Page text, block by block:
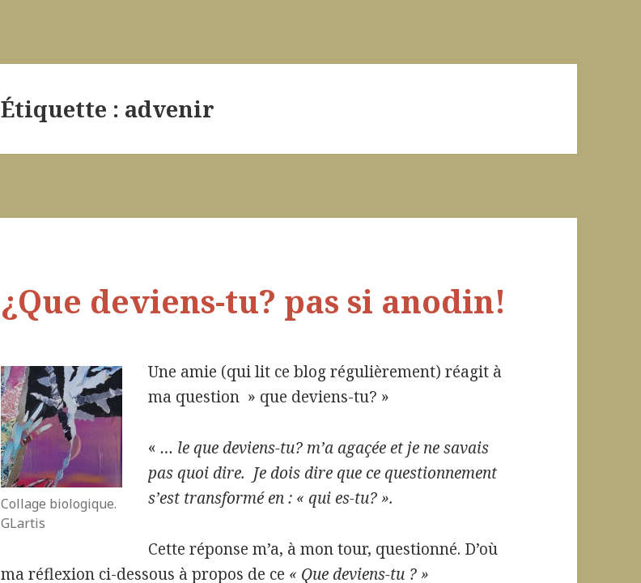
Étiquette : advenir
¿Que deviens-tu? pas si anodin!
Collage biologique.
GLartis
Une amie (qui lit ce blog régulièrement) réagit à
ma question » que deviens-tu? »
«… le que deviens-tu? m’a agaçée et je ne savais
pas quoi dire. Je dois dire que ce questionnement
s’est transformé en : « qui es-tu? ».
Cette réponse m’a, à mon tour, questionné. D’où
ma réflexion ci-dessous à propos de ce « Que deviens-tu ? »